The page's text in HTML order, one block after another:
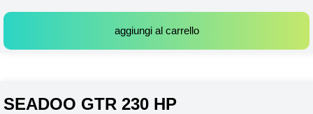
aggiungi al carrello
SEADOO GTR 230 HP